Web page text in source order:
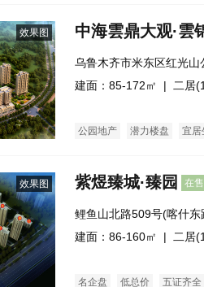
效果图 中海雲鼎大观·雲
乌鲁木齐市米东区红光山
属院旁）
建面：85-172㎡ | 二居
公园地产 潜力楼盘 宜居
效果图 紫煜臻城·臻园 在售
鲤鱼山北路509号(喀什东
建面：86-160㎡ | 二居
名企盘 低总价 五证齐全